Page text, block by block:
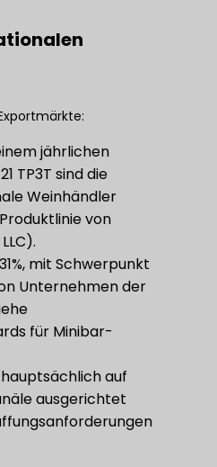
jährlichen
TP3T sind die
Weinhändler
von
mit Schwerpunkt
Unternehmen der
für Minibar-
hauptsächlich auf
ausgerichtet